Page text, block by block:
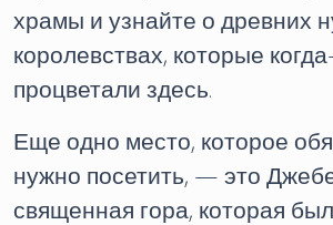
храмы и узнайте о древних
королевствах, которые
процветали здесь.
Еще одно место, которое
нужно посетить, — это
священная гора, которая